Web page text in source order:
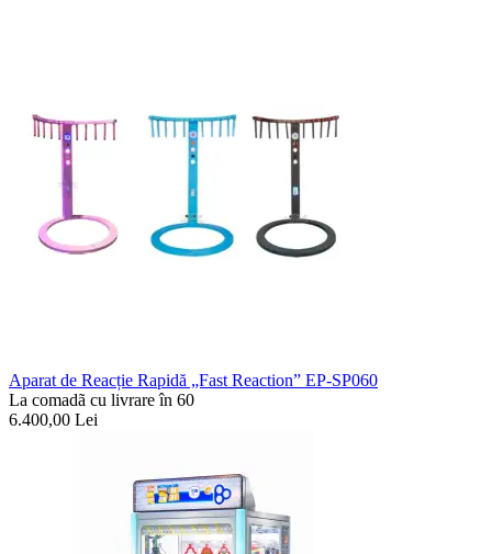
Aparat de Reacție Rapidă „Fast Reaction” EP-SP060
La comadã cu livrare în 60
6.400,00 Lei